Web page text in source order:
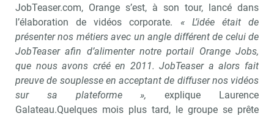
JobTeaser.com, Orange s’est, à son tour, lancé dans
l’élaboration de vidéos corporate. « L’idée était de
présenter nos métiers avec un angle différent de celui de
JobTeaser afin d’alimenter notre portail Orange Jobs,
que nous avons créé en 2011. JobTeaser a alors fait
preuve de souplesse en acceptant de diffuser nos vidéos
sur sa plateforme », explique Laurence
Galateau.Quelques mois plus tard, le groupe se prête